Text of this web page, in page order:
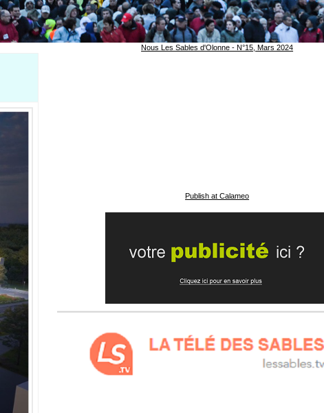
Nous Les Sables d'Olonne - N°15, Mars 2024
Publish at Calameo